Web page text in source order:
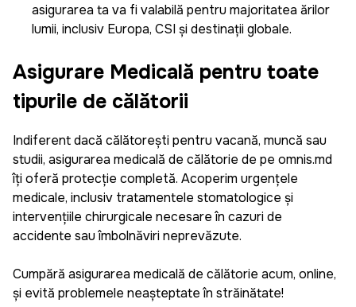
asigurarea ta va fi valabilă pentru majoritatea țărilor
lumii, inclusiv Europa, CSI și destinații globale.
Asigurare Medicală pentru toate
tipurile de călătorii
Indiferent dacă călătorești pentru vacanță, muncă sau
studii, asigurarea medicală de călătorie de pe omnis.md
îți oferă protecție completă. Acoperim urgențele
medicale, inclusiv tratamentele stomatologice și
intervențiile chirurgicale necesare în cazuri de
accidente sau îmbolnăviri neprevăzute.
Cumpără asigurarea medicală de călătorie acum, online,
și evită problemele neașteptate în străinătate!
Daniela
Plăcut surprinsă cît de repede și ușor poți genera
o asigurare pentru mașină, pot salva datele mele
și la următoarea asigurare pot să o creez doar în
câțiva pași simpli. Recomand aplicația pentru cei
care apreciază timpul și eficiența.
Sergiu Pascaru
Recomand, e super simplu să administrez
asigurările mașinilor din familiei și cele pe